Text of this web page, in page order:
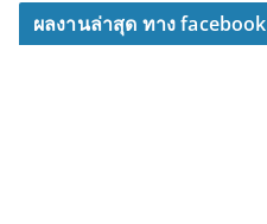
ผลงานล่าสุด ทาง facebook